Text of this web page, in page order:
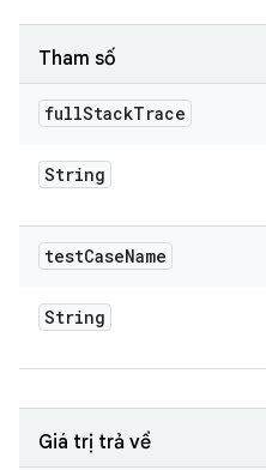
Tham số
fullStackTrace
String
testCaseName
String
Giá trị trả về